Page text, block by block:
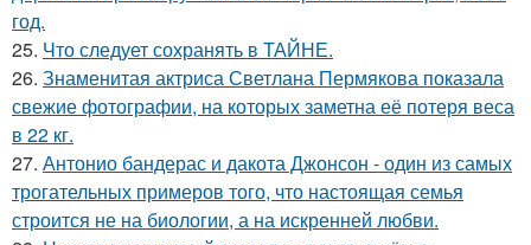
год.
25. Что следует сохранять в ТАЙНЕ.
26. Знаменитая актриса Светлана Пермякова показала
свежие фотографии, на которых заметна её потеря веса
в 22 кг.
27. Антонио бандерас и дакота Джонсон - один из самых
трогательных примеров того, что настоящая семья
строится не на биологии, а на искренней любви.